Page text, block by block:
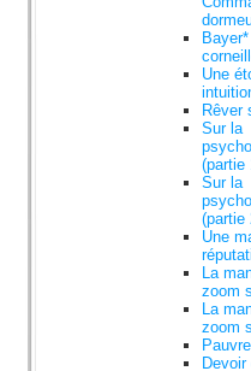
Une
Rêver
Sur la
(partie
Sur la
(partie
Une
La
zoom
La
zoom
Devoir